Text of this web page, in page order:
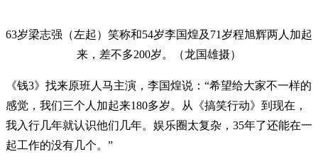
63岁梁志强（左起）笑称和54岁李国煌及71岁程旭辉两人加起
来，差不多200岁。（龙国雄摄）
《钱3》找来原班人马主演，李国煌说：“希望给大家不一样的
感觉，我们三个人加起来180多岁。从《搞笑行动》到现在，
我入行几年就认识他们几年。娱乐圈太复杂，35年了还能在一
起工作的没有几个。”